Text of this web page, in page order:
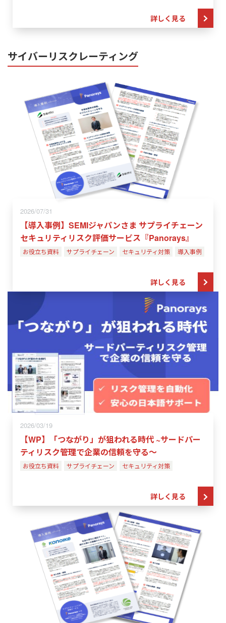
詳しく見る
サイバーリスクレーティング
2026/07/31
【導入事例】SEMIジャパンさま サプライチェーン
セキュリティリスク評価サービス『Panorays』
お役立ち資料 サプライチェーン セキュリティ対策 導入事例
詳しく見る
2026/03/19
【WP】「つながり」が狙われる時代 ~サードパー
ティリスク管理で企業の信頼を守る～
お役立ち資料 サプライチェーン セキュリティ対策
詳しく見る